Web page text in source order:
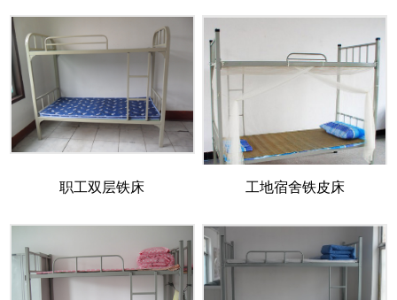
职工双层铁床 工地宿舍铁皮床